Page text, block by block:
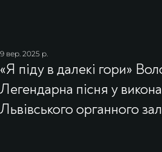
«Я піду в далекі гори»
Легендарна пісня у
Львівського органного
9 вер. 2025 р.